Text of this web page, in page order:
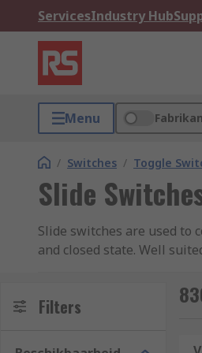
ServicesIndustry Hub
Menu
/ Switches / Toggle
Slide
Slide switches are used to
and closed state. Well
Though they behave very
Filters